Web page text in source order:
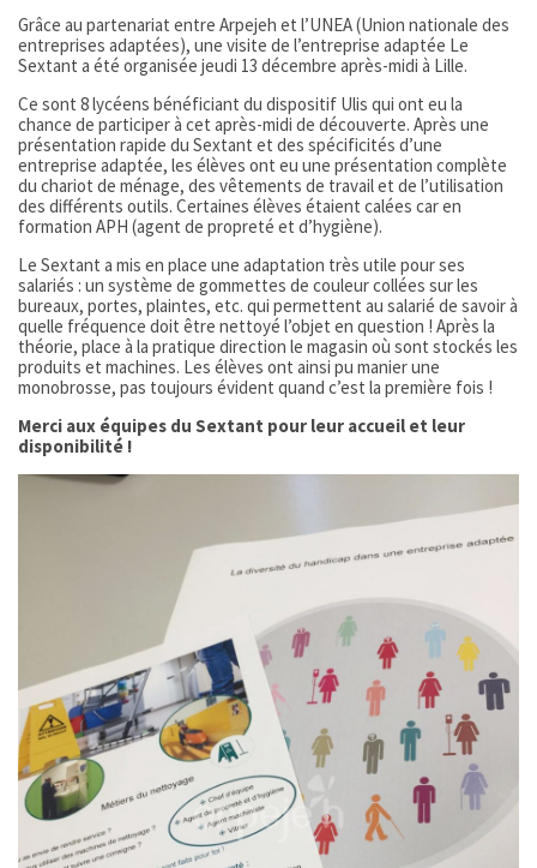
Grâce au partenariat entre Arpejeh et l’UNEA (Union nationale des
entreprises adaptées), une visite de l’entreprise adaptée Le
Sextant a été organisée jeudi 13 décembre après-midi à Lille.
Ce sont 8 lycéens bénéficiant du dispositif Ulis qui ont eu la
chance de participer à cet après-midi de découverte. Après une
présentation rapide du Sextant et des spécificités d’une
entreprise adaptée, les élèves ont eu une présentation complète
du chariot de ménage, des vêtements de travail et de l’utilisation
des différents outils. Certaines élèves étaient calées car en
formation APH (agent de propreté et d’hygiène).
Le Sextant a mis en place une adaptation très utile pour ses
salariés : un système de gommettes de couleur collées sur les
bureaux, portes, plaintes, etc. qui permettent au salarié de savoir à
quelle fréquence doit être nettoyé l’objet en question ! Après la
théorie, place à la pratique direction le magasin où sont stockés les
produits et machines. Les élèves ont ainsi pu manier une
monobrosse, pas toujours évident quand c’est la première fois !
Merci aux équipes du Sextant pour leur accueil et leur
disponibilité !